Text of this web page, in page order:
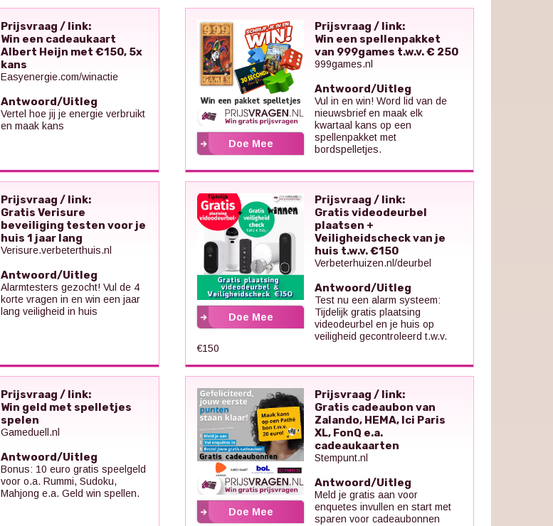
Prijsvraag / link:
Win een cadeaukaart
Albert Heijn met €150, 5x
kans
Easyenergie.com/winactie
Antwoord/Uitleg
Vertel hoe jij je energie verbruikt
en maak kans
Doe Mee
Prijsvraag / link:
Win een spellenpakket
van 999games t.w.v. € 250
999games.nl
Antwoord/Uitleg
Vul in en win! Word lid van de
nieuwsbrief en maak elk
kwartaal kans op een
spellenpakket met
bordspelletjes.
Prijsvraag / link:
Gratis Verisure
beveiliging testen voor je
huis 1 jaar lang
Verisure.verbeterthuis.nl
Antwoord/Uitleg
Alarmtesters gezocht! Vul de 4
korte vragen in en win een jaar
lang veiligheid in huis
Doe Mee
Prijsvraag / link:
Gratis videodeurbel
plaatsen +
Veiligheidscheck van je
huis t.w.v. €150
Verbeterhuizen.nl/deurbel
Antwoord/Uitleg
Test nu een alarm systeem:
Tijdelijk gratis plaatsing
videodeurbel en je huis op
veiligheid gecontroleerd t.w.v.
€150
Prijsvraag / link:
Win geld met spelletjes
spelen
Gameduell.nl
Antwoord/Uitleg
Bonus: 10 euro gratis speelgeld
voor o.a. Rummi, Sudoku,
Mahjong e.a. Geld win spellen.
Doe Mee
Prijsvraag / link:
Gratis cadeaubon van
Zalando, HEMA, Ici Paris
XL, FonQ e.a.
cadeaukaarten
Stempunt.nl
Antwoord/Uitleg
Meld je gratis aan voor
enquetes invullen en start met
sparen voor cadeaubonnen